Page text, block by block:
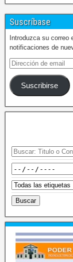
Suscríbase
Introduzca su correo
notificaciones de
Suscribirse